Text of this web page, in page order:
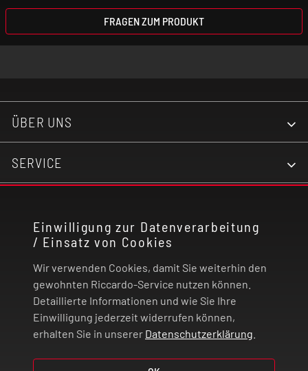
Einwilligung zur Datenverarbeitung
/ Einsatz von Cookies
Wir verwenden Cookies, damit Sie weiterhin den
gewohnten Riccardo-Service nutzen können.
Detaillierte Informationen und wie Sie Ihre
Einwilligung jederzeit widerrufen können,
erhalten Sie in unserer Datenschutzerklärung
FRAGEN ZUM PRODUKT
ÜBER UNS
SERVICE
RECHTLICHES
ZAHLUNG UND VERSAND
VERTRAG WIDERRUFEN